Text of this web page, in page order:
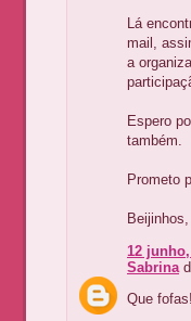
Lá
mail,
a
Espero
também.
Prometo
12
Sabrina
Que